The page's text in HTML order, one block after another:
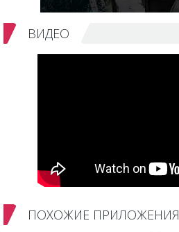
ВИДЕО
ПОХОЖИЕ ПРИЛОЖЕНИЯ